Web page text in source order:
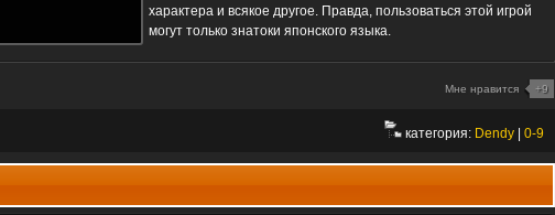
характера и всякое другое. Правда, пользоваться этой игрой
могут только знатоки японского языка.
Мне нравится +9
категория: Dendy 0-9